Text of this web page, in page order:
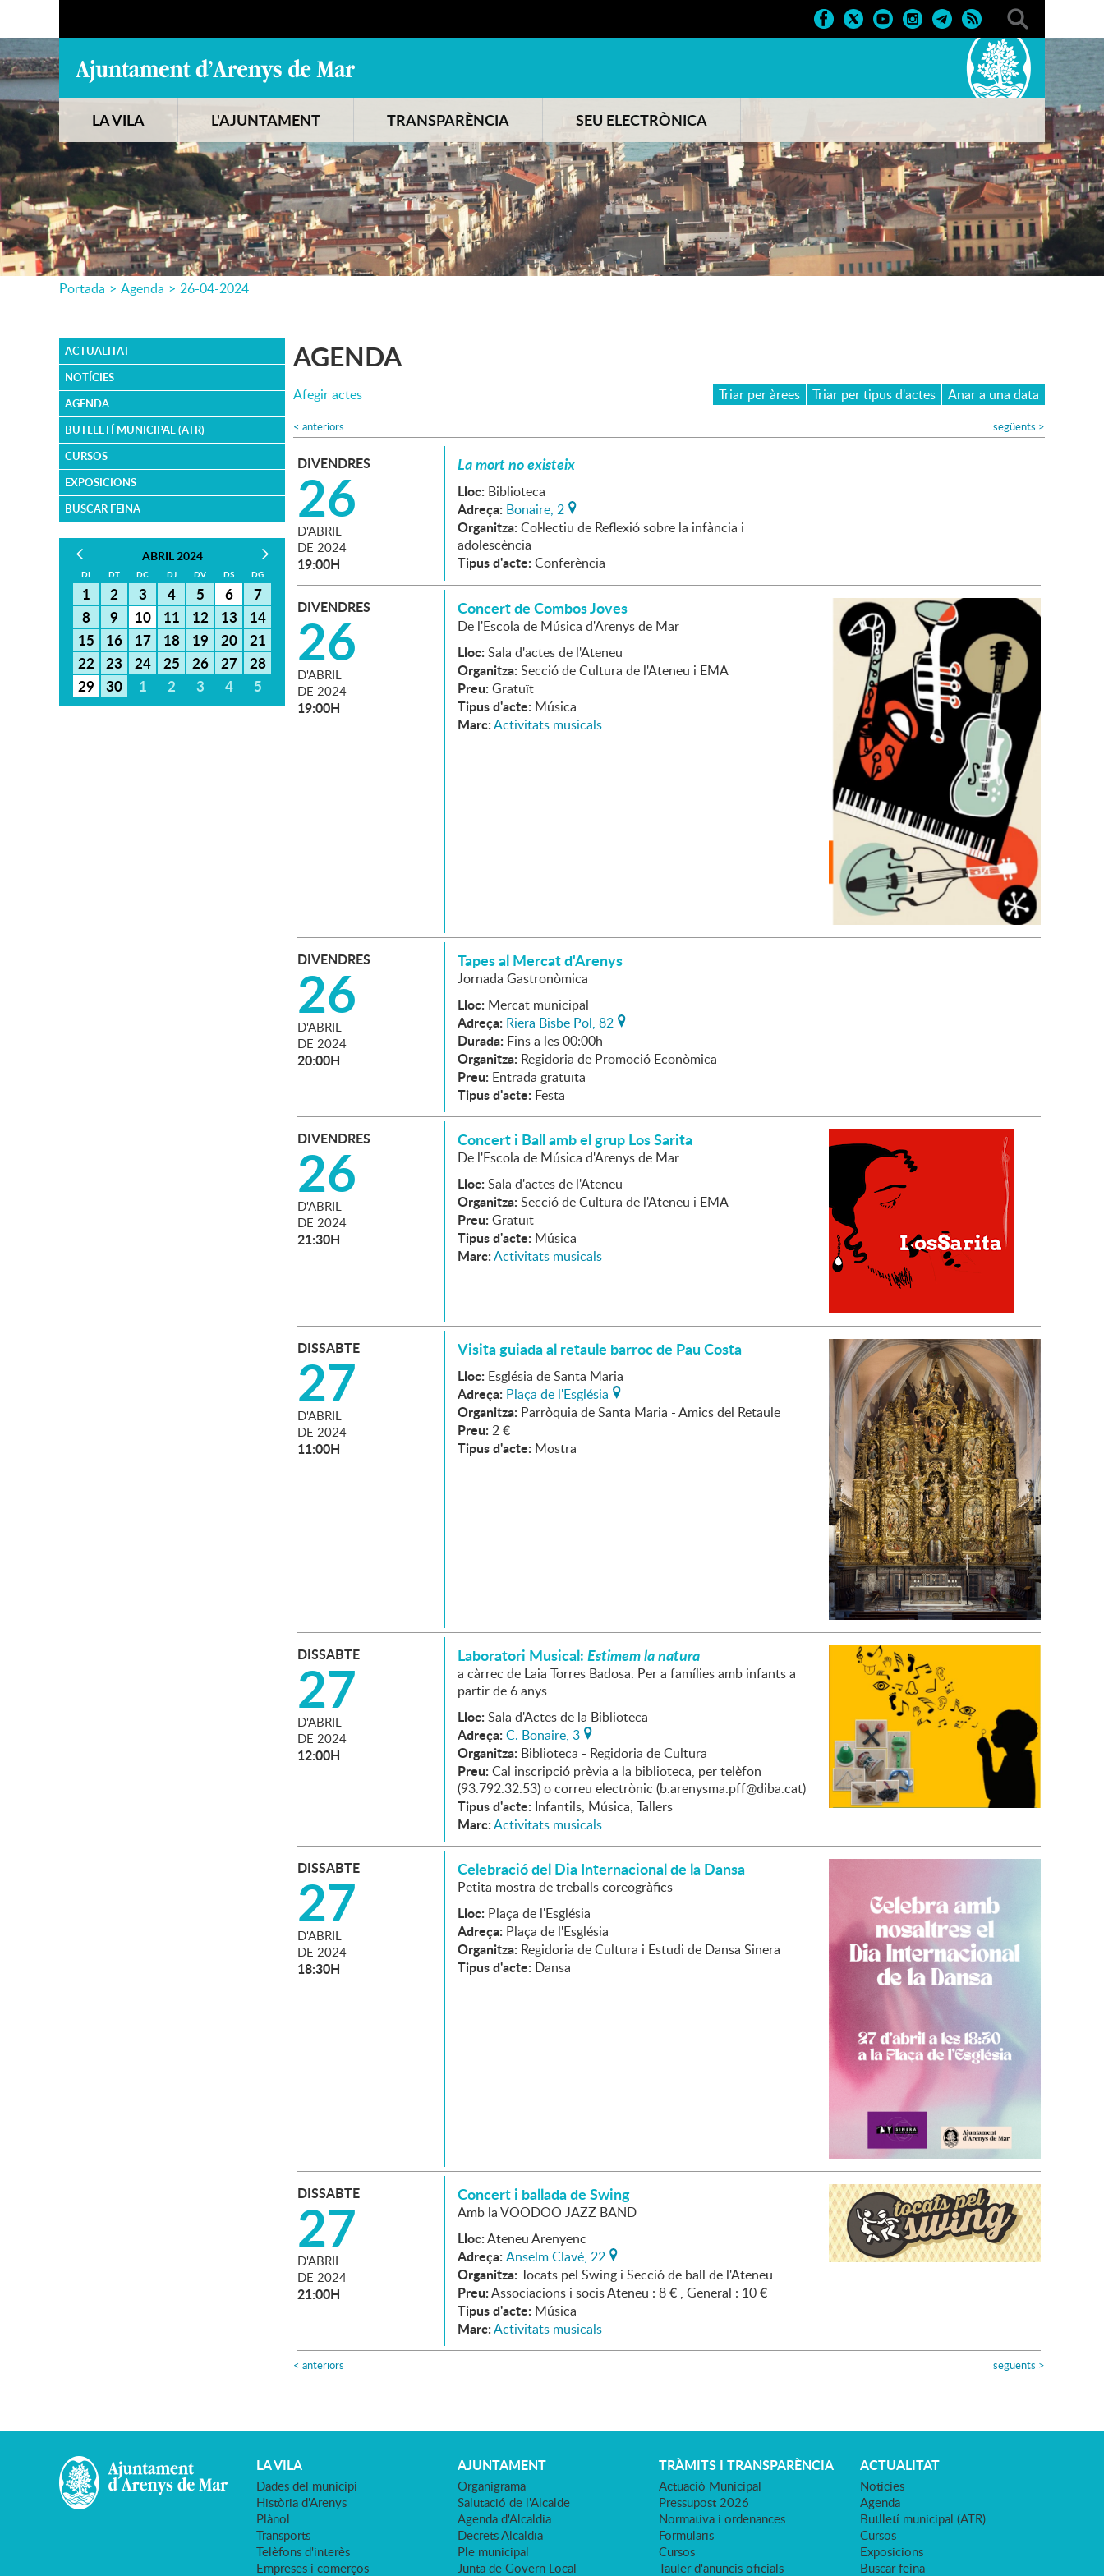
LA VILA L'AJUNTAMENT TRANSPARÈNCIA SEU ELECTRÒNICA
Portada > Agenda > 26-04-2024
ACTUALITAT
NOTÍCIES
AGENDA
BUTLLETÍ MUNICIPAL (ATR)
CURSOS
EXPOSICIONS
BUSCAR FEINA
ABRIL 2024
DL DT DC DJ DV DS DG
1 2 3 4 5 6
7
8
9 10 11 12 13
14
15
16 17 18 19 20
21
22
23 24 25 26 27
28
29
30 1 2 3 4 5
AGENDA
Afegir actes Triar per àrees Triar per tipus d'actes Anar a una data
< anteriors següents >
DIVENDRES
26
D'ABRIL
DE 2024
19:00H
La mort no existeix
Lloc: Biblioteca
Adreça: Bonaire, 2
Organitza: Col·lectiu de Reflexió sobre la infància i
adolescència
Tipus d'acte: Conferència
DIVENDRES
26
D'ABRIL
DE 2024
19:00H
Concert de Combos Joves
De l'Escola de Música d'Arenys de Mar
Lloc: Sala d'actes de l'Ateneu
Organitza: Secció de Cultura de l'Ateneu i EMA
Preu: Gratuït
Tipus d'acte: Música
Marc:Activitats musicals
DIVENDRES
26
D'ABRIL
DE 2024
20:00H
Tapes al Mercat d'Arenys
Jornada Gastronòmica
Lloc: Mercat municipal
Adreça: Riera Bisbe Pol, 82
Durada: Fins a les 00:00h
Organitza: Regidoria de Promoció Econòmica
Preu: Entrada gratuïta
Tipus d'acte: Festa
DIVENDRES
26
D'ABRIL
DE 2024
21:30H
Concert i Ball amb el grup Los Sarita
De l'Escola de Música d'Arenys de Mar
Lloc: Sala d'actes de l'Ateneu
Organitza: Secció de Cultura de l'Ateneu i EMA
Preu: Gratuït
Tipus d'acte: Música
Marc:Activitats musicals
DISSABTE
27
D'ABRIL
DE 2024
11:00H
Visita guiada al retaule barroc de Pau Costa
Lloc: Església de Santa Maria
Adreça: Plaça de l'Església
Organitza: Parròquia de Santa Maria - Amics del Retaule
Preu: 2 €
Tipus d'acte: Mostra
DISSABTE
27
D'ABRIL
DE 2024
12:00H
Laboratori Musical:Estimem la natura
a càrrec de Laia Torres Badosa. Per a famílies amb infants a
partir de 6 anys
Lloc: Sala d'Actes de la Biblioteca
Adreça: C. Bonaire, 3
Organitza: Biblioteca - Regidoria de Cultura
Preu: Cal inscripció prèvia a la biblioteca, per telèfon
(93.792.32.53) o correu electrònic (b.arenysma.pff@diba.cat)
Tipus d'acte: Infantils, Música, Tallers
Marc:Activitats musicals
DISSABTE
27
D'ABRIL
DE 2024
18:30H
Celebració del Dia Internacional de la Dansa
Petita mostra de treballs coreogràfics
Lloc: Plaça de l'Església
Adreça: Plaça de l'Església
Organitza: Regidoria de Cultura i Estudi de Dansa Sinera
Tipus d'acte: Dansa
DISSABTE
27
D'ABRIL
DE 2024
21:00H
Concert i ballada de Swing
Amb la VOODOO JAZZ BAND
Lloc:Ateneu Arenyenc
Adreça: Anselm Clavé, 22
Organitza: Tocats pel Swing i Secció de ball de l'Ateneu
Preu:Associacions i socis Ateneu : 8 € , General : 10 €
Tipus d'acte: Música
Marc:Activitats musicals
< anteriors següents >
LA VILA
Dades del municipi
Història d'Arenys
Plànol
Transports
Telèfons d'interès
Empreses i comerços
AJUNTAMENT
Organigrama
Salutació de l'Alcalde
Agenda d'Alcaldia
Decrets Alcaldia
Ple municipal
Junta de Govern Local
TRÀMITS I TRANSPARÈNCIA
Actuació Municipal
Pressupost 2026
Normativa i ordenances
Formularis
Cursos
Tauler d'anuncis oficials
ACTUALITAT
Notícies
Agenda
Butlletí municipal (ATR)
Cursos
Exposicions
Buscar feina